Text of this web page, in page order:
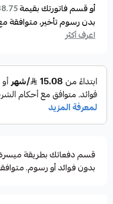
أو قسم فاتورتك بقيمة38.75
بدون رسوم تأخير، متوافقة
اعرف أكثر
بدون فوائد أو رسوم.